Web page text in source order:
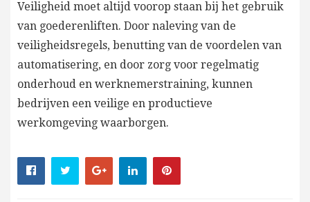
Veiligheid moet altijd voorop staan bij het gebruik
van goederenliften. Door naleving van de
veiligheidsregels, benutting van de voordelen van
automatisering, en door zorg voor regelmatig
onderhoud en werknemerstraining, kunnen
bedrijven een veilige en productieve
werkomgeving waarborgen.